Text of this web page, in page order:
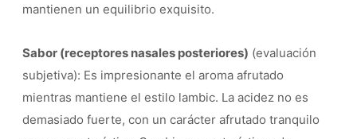
mantienen un equilibrio exquisito.
Sabor (receptores nasales posteriores) (evaluación
subjetiva): Es impresionante el aroma afrutado
mientras mantiene el estilo lambic. La acidez no es
demasiado fuerte, con un carácter afrutado tranquilo